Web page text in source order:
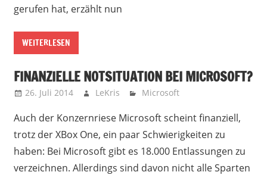
gerufen hat, erzählt nun
WEITERLESEN
FINANZIELLE NOTSITUATION BEI MICROSOFT?
26. Juli 2014 LeKris Microsoft
Auch der Konzernriese Microsoft scheint finanziell,
trotz der XBox One, ein paar Schwierigkeiten zu
haben: Bei Microsoft gibt es 18.000 Entlassungen zu
verzeichnen. Allerdings sind davon nicht alle Sparten